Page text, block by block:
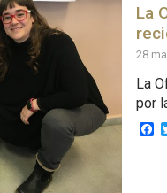
La
28
La
por